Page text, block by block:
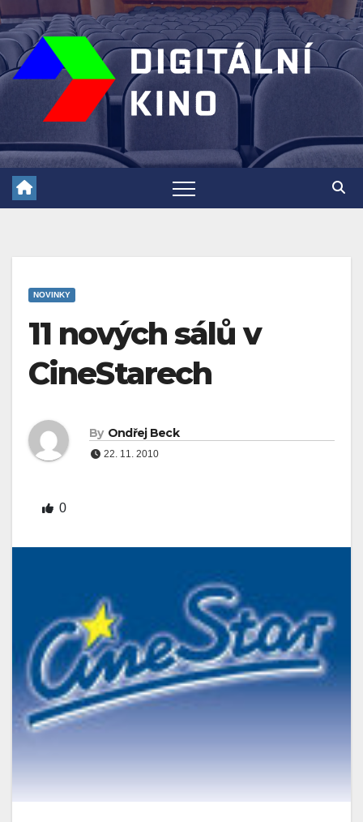
Skip
to
content
NOVINKY
11 nových sálů v
CineStarech
By Ondřej Beck
22. 11. 2010
0